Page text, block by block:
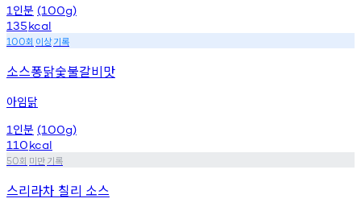
1 인분 (100g)
135kcal
100회 이상기록
소스퐁닭숯불갈비맛
아임닭
1 인분 (100g)
110kcal
50회 미만기록
스리라차 칠리 소스